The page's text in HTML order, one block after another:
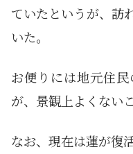
ていたというが、訪
いた。
お便りには地元住
が、景観上よくない
なお、現在は蓮が復